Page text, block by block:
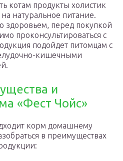
котам продукты холистик
натуральное питание.
здоровьем, перед покупкой
проконсультироваться с
подойдет питомцам с
кишечными
и
«Фест Чойс»
корм домашнему
в преимуществах